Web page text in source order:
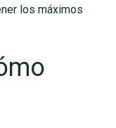
los máximos